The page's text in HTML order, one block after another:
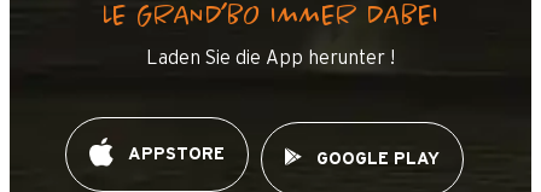
LE GRAND’BO IMMER DABEI
Laden Sie die App herunter !
APPSTORE GOOGLE PLAY